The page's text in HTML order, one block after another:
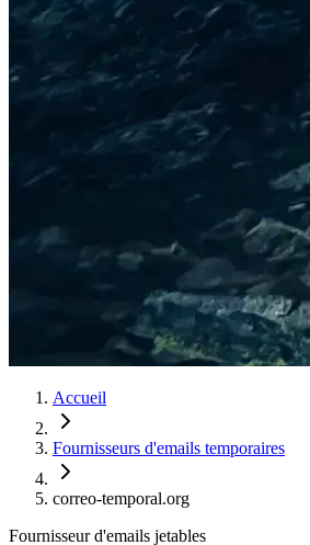
Accueil
Fournisseurs d'emails temporaires
correo-temporal.org
Fournisseur d'emails jetables